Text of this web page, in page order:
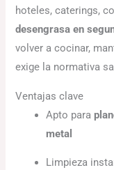
hoteles, caterings,
desengrasa en
volver a cocinar,
exige la normativa
Ventajas clave
Apto para
metal
Limpieza